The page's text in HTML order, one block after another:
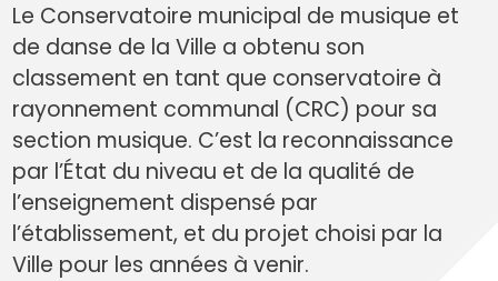
Le Conservatoire municipal de musique et
de danse de la Ville a obtenu son
classement en tant que conservatoire à
rayonnement communal (CRC) pour sa
section musique. C’est la reconnaissance
par l’État du niveau et de la qualité de
l’enseignement dispensé par
l’établissement, et du projet choisi par la
Ville pour les années à venir.